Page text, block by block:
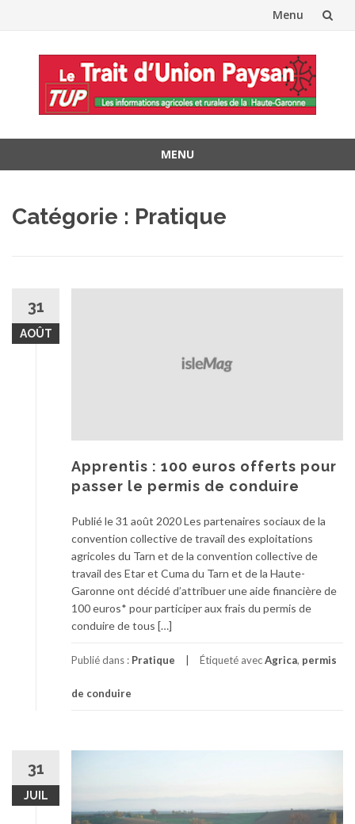
Menu
contenu
MENU
contenu
Catégorie : Pratique
31
AOÛT
Apprentis : 100 euros offerts pour
passer le permis de conduire
Publié le 31 août 2020 Les partenaires sociaux de la
convention collective de travail des exploitations
agricoles du Tarn et de la convention collective de
travail des Etar et Cuma du Tarn et de la Haute-
Garonne ont décidé d’attribuer une aide financière de
100 euros* pour participer aux frais du permis de
conduire de tous […]
Publié dans : Pratique Étiqueté avecAgrica, permis
de conduire
31
JUIL